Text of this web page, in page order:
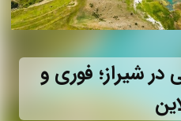
شیراز؛ فوری و